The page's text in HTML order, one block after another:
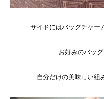
サイドにはバッグチャー
お好みのバッグ
自分だけの美味しい組